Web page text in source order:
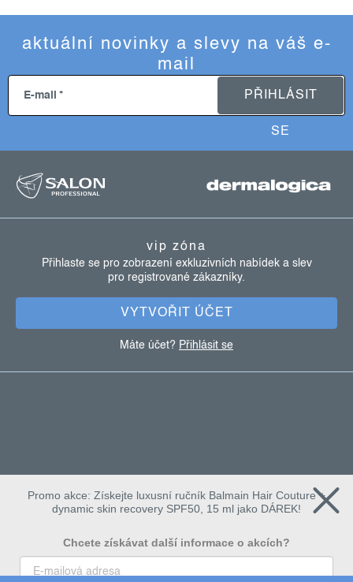
aktuální novinky a slevy na váš e-
mail
E-mail PŘIHLÁSIT
SE
vip zóna
Přihlaste se pro zobrazení exkluzivních nabídek a slev
pro registrované zákazníky.
VYTVOŘIT ÚČET
Máte účet? Přihlásit se
Promo akce: Získejte luxusní ručník Balmain Hair Couture +
dynamic skin recovery SPF50, 15 ml jako DÁREK!
Chcete získávat další informace o akcích?